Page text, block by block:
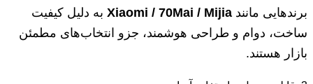
برندهایی مانند Xiaomi / 70Mai / Mijia به دلیل کیفیت
ساخت، دوام و طراحی هوشمند، جزو انتخاب‌های مطمئن
بازار هستند.